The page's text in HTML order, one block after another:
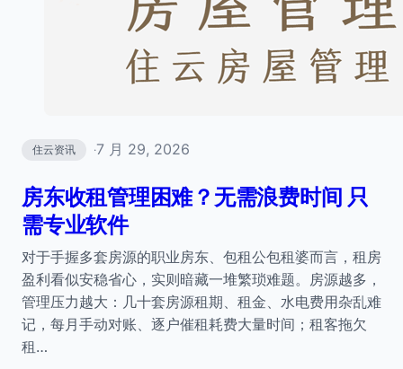
住云资讯 ·7 月 29, 2026
房东收租管理困难？无需浪费时间 只
需专业软件
对于手握多套房源的职业房东、包租公包租婆而言，租房
盈利看似安稳省心，实则暗藏一堆繁琐难题。房源越多，
管理压力越大：几十套房源租期、租金、水电费用杂乱难
记，每月手动对账、逐户催租耗费大量时间；租客拖欠
租…